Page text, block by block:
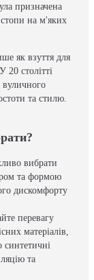
призначена
на м'яких
як взуття для
20 столітті
вуличного
та стилю.
вибрати
та формою
дискомфорту
перевагу
матеріалів,
синтетичні
та